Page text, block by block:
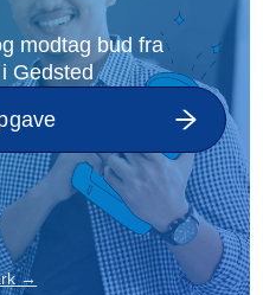
modtag bud fra
Gedsted
→